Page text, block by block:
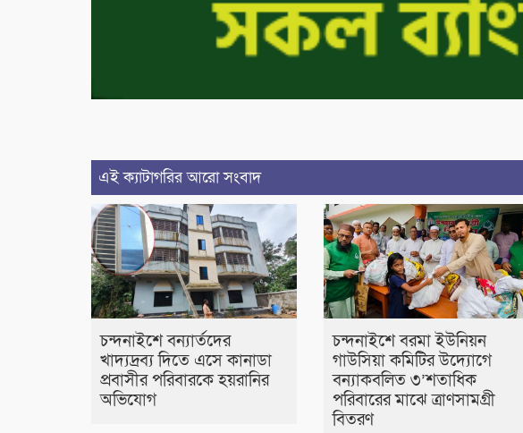
এই ক্যাটাগরির আরো সংবাদ
চন্দনাইশে বন্যার্তদের
খাদ্যদ্রব্য দিতে এসে কানাডা
প্রবাসীর পরিবারকে হয়রানির
অভিযোগ
চন্দনাইশে বরমা ইউনিয়ন
গাউসিয়া কমিটির উদ্যোগে
বন্যাকবলিত ৩’শতাধিক
পরিবারের মাঝে ত্রাণসামগ্রী
বিতরণ